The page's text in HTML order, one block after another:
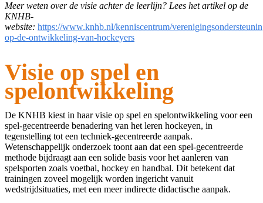
Meer weten over de visie achter de leerlijn? Lees het artikel op de
KNHB-
website: https://www.knhb.nl/kenniscentrum/
op-de-ontwikkeling-van-hockeyers
Visie op spel en
spelontwikkeling
De KNHB kiest in haar visie op spel en spelontwikkeling voor een
spel-gecentreerde benadering van het leren hockeyen, in
tegenstelling tot een techniek-gecentreerde aanpak.
Wetenschappelijk onderzoek toont aan dat een spel-gecentreerde
methode bijdraagt aan een solide basis voor het aanleren van
spelsporten zoals voetbal, hockey en handbal. Dit betekent dat
trainingen zoveel mogelijk worden ingericht vanuit
wedstrijdsituaties, met een meer indirecte didactische aanpak.